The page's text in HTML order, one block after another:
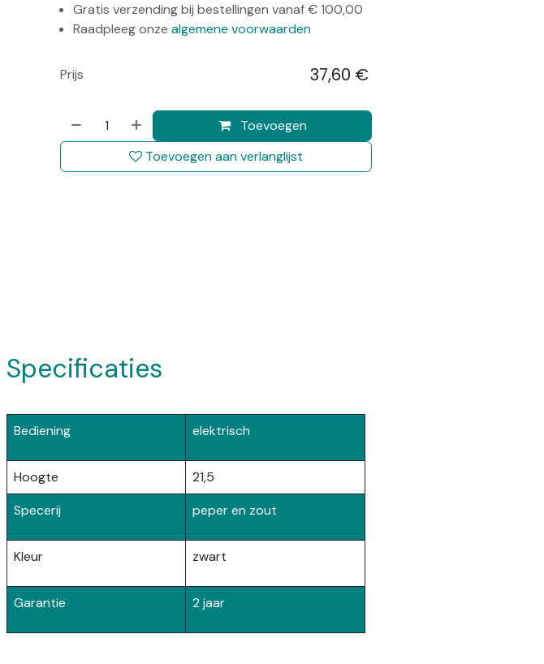
Gratis verzending bij bestellingen vanaf € 100,00
Raadpleeg onze algemene voorwaarden
Toevoegen
Toevoegen aan verlanglijst
Prijs 37,60 €
Specificaties
Bediening elektrisch
Hoogte
21,5
Specerij
peper en zout
Kleur zwart
Garantie 2 jaar